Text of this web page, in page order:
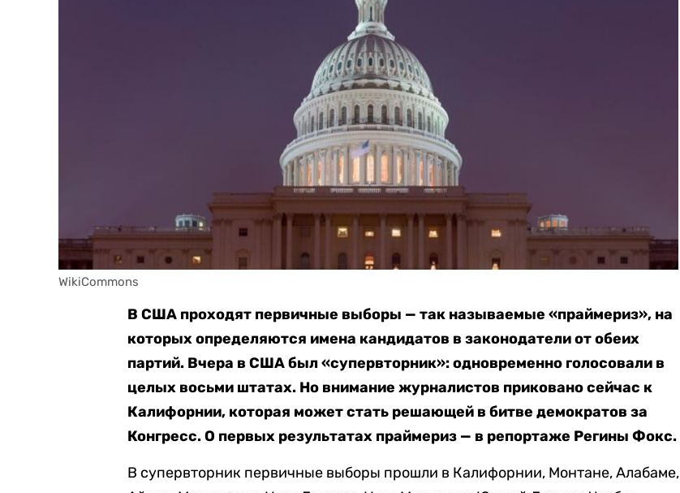
WikiCommons
В США проходят первичные выборы — так называемые «праймериз», на
которых определяются имена кандидатов в законодатели от обеих
партий. Вчера в США был «супервторник»: одновременно голосовали в
целых восьми штатах. Но внимание журналистов приковано сейчас к
Калифорнии, которая может стать решающей в битве демократов за
Конгресс. О первых результатах праймериз — в репортаже Регины Фокс.
В супервторник первичные выборы прошли в Калифорнии, Монтане, Алабаме,